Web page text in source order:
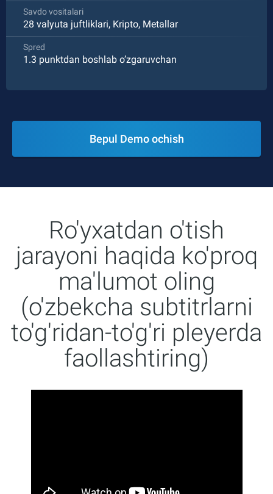
Savdo vositalari
28 valyuta juftliklari, Kripto, Metallar
Spred
1.3 punktdan boshlab o’zgaruvchan
Bepul Demo ochish
Ro'yxatdan o'tish
jarayoni haqida ko'proq
ma'lumot oling
(o'zbekcha subtitrlarni
to'g'ridan-to'g'ri pleyerda
faollashtiring)